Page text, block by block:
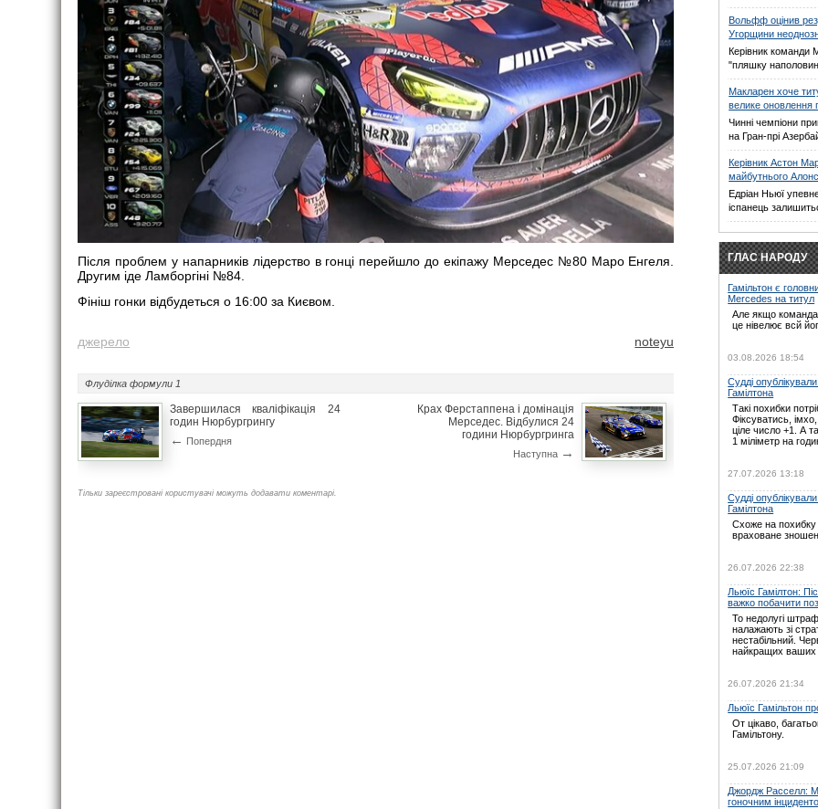
Після проблем у напарників лідерство в гонці перейшло до екіпажу Мерседес №80 Маро Енгеля.
Другим іде Ламборгіні №84.
Фініш гонки відбудеться о 16:00 за Києвом.
джерело noteyu
Флуділкаформули 1
Завершилася кваліфікація 24
годин Нюрбургрингу
← Попердня
Крах Ферстаппена і домінація
Мерседес. Відбулися 24
години Нюрбургринга
Наступна →
Тільки зареєстровані користувачі можуть додавати коментарі.
Вольфф оцінив
Угорщини
Керівник команди
"пляшку
Макларен хоче
велике оновлення
Чинні чемпіони
на Гран-прі
Керівник Астон
майбутнього
Едріан Ньюї
іспанець
ГЛАС НАРОДУ
Гамільтон є
Mercedes на титул
Але якщо команда
це нівелює всй
03.08.2026 18:54
Судді
Гамілтона
Такі похибки
Фіксуватись,
ціле число +1. А
1 міліметр на
27.07.2026 13:18
Судді
Гамілтона
Схоже на похибку
враховане
26.07.2026 22:38
Льюїс Гамілтон:
важко побачити
То недолугі
налажають зі
нестабільний.
найкращих
26.07.2026 21:34
Льюїс Гамільтон
От цікаво,
Гамільтону.
25.07.2026 21:09
Джордж Расселл:
гоночним